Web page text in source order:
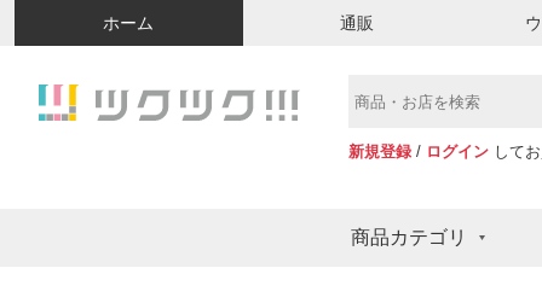
ホーム 通販
新規登録 / ログイン して
商品カテゴリ